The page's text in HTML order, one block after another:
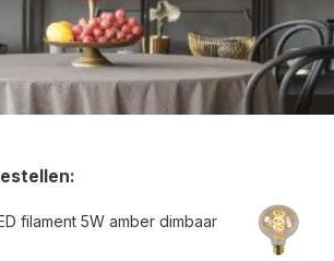
filament 5W amber dimbaar